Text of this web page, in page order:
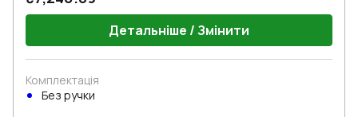
Детальніше / Змінити
Комплектація
Без ручки